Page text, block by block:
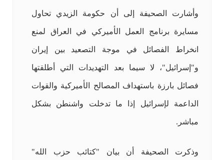
وأشارت الصحيفة إلى أن حكومة الزيدي تحاول
مسايرة برنامج العمل الأميركي في العراق لمنع
انخراط الفصائل في موجة التصعيد بين إيران
و"إسرائيل"، لا سيما بعد التهديدات التي أطلقتها
فصائل بارزة باستهداف المصالح الأميركية والقوات
الداعمة لإسرائيل إذا ما تدخلت واشنطن بشكل
مباشر.
وذكرت الصحيفة أن بيان "كتائب حزب الله"